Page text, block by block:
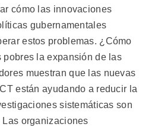
cómo las innovaciones
gubernamentales
estos problemas. ¿Cómo
pobres la expansión de las
muestran que las nuevas
están ayudando a reducir la
sistemáticas son
organizaciones